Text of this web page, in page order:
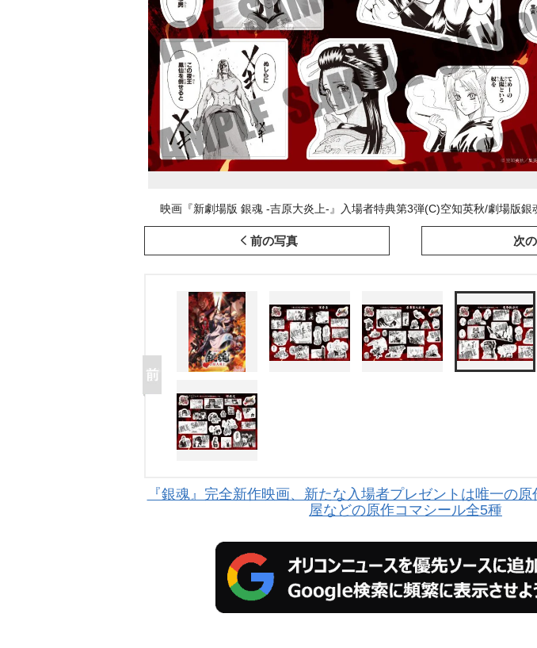
映画『新劇場版 銀魂 -吉原大炎上-』入場者特典第3弾(C)空知英秋/劇場版銀
前の写真 次
『銀魂』完全新作映画、新たな入場者プレゼントは唯一の
屋などの原作コマシール全5種